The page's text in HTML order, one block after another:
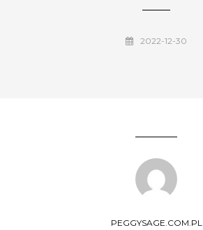
2022-12-30
PEGGYSAGE.COM.PL